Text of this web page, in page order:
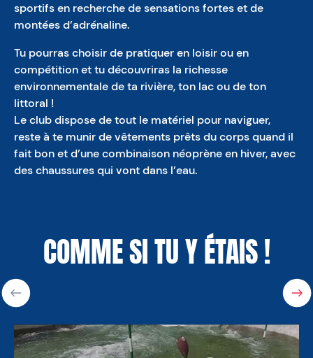
sportifs en recherche de sensations fortes et de
montées d’adrénaline.
Tu pourras choisir de pratiquer en loisir ou en
compétition et tu découvriras la richesse
environnementale de ta rivière, ton lac ou de ton
littoral !
Le club dispose de tout le matériel pour naviguer,
reste à te munir de vêtements prêts du corps quand il
fait bon et d’une combinaison néoprène en hiver, avec
des chaussures qui vont dans l’eau.
COMME SI TU Y ÉTAIS !